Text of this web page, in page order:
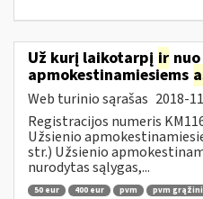
Už kurį laikotarpį ir
apmokestinamiesiems
Web turinio sąrašas 2018-
Registracijos numeris
Užsienio
str.) Užsienio
nurodytas sąlygas,...
50 eur 400 eur pvm pvm